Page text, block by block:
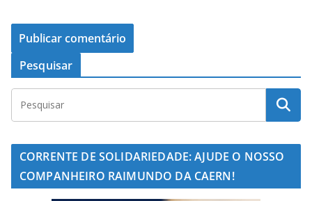
Pesquisar
CORRENTE DE SOLIDARIEDADE: AJUDE O NOSSO
COMPANHEIRO RAIMUNDO DA CAERN!